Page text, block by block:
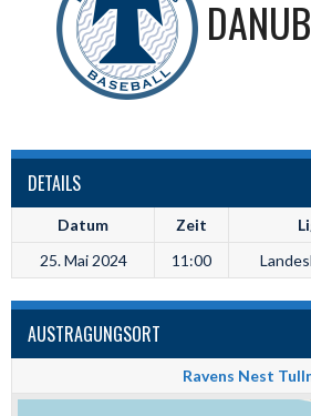
DETAILS
Datum Zeit
25. Mai 2024
11:00
AUSTRAGUNGSORT
Ravens Nest